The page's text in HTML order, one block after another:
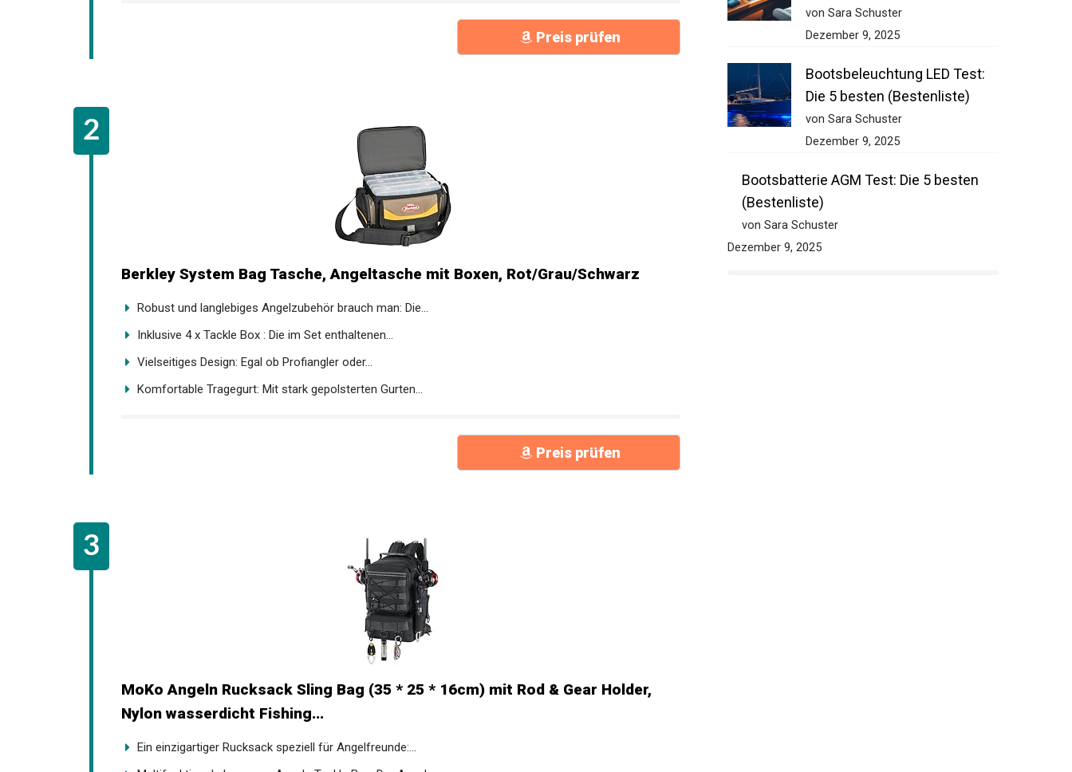
Berkley System Bag Tasche, Angeltasche mit Boxen, Rot/Grau/Schwarz
Robust und langlebiges Angelzubehör brauch man: Die...
Inklusive 4 x Tackle Box : Die im Set enthaltenen...
Vielseitiges Design: Egal ob Profiangler oder...
Komfortable Tragegurt: Mit stark gepolsterten Gurten...
MoKo Angeln Rucksack Sling Bag (35 * 25 * 16cm) mit Rod & Gear Holder,
Nylon wasserdicht Fishing...
Ein einzigartiger Rucksack speziell für Angelfreunde:...
Multifunktionale Lagerung Angeln Tackle Bag: Der Angeln...
von Sara Schuster
Dezember 9, 2025
Bootsbeleuchtung LED Test:
Die 5 besten (Bestenliste)
von Sara Schuster
Dezember 9, 2025
Bootsbatterie AGM Test: Die 5 besten
(Bestenliste)
von Sara Schuster
Dezember 9, 2025